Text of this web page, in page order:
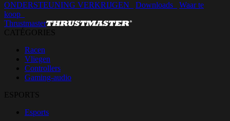
ONDERSTEUNING VERKRIJGEN_ Downloads_
Waar te
koop_
Thrustmaster
CATÉGORIES
Racen
Vliegen
Controllers
Gaming-audio
ESPORTS
Esports